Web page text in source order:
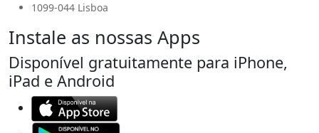
1099-044 Lisboa
Instale as nossas Apps
Disponível gratuitamente para iPhone,
iPad e Android